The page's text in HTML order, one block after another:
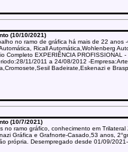
(10/10/2021)
no ramo de gráfica há mais de 22 anos
Ricall Automática,Wohlenberg
Completo EXPERIÊNCIA PROFISSIONAL -
11/2011 a 24/08/2012 -
Badeirate,Eskenazi e
(10/7/2021)
no ramo gráfico, conhecimento em Trilateral
Gráfica e Grafnorte-Casado,53 anos,
própria. Desempregado desde 01/09/